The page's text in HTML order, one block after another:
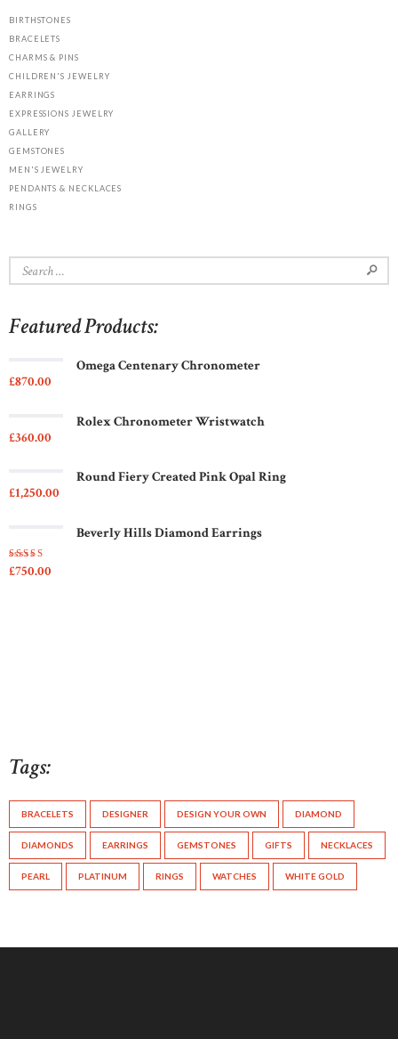
BIRTHSTONES
BRACELETS
CHARMS & PINS
CHILDREN'S JEWELRY
EARRINGS
EXPRESSIONS JEWELRY
GALLERY
GEMSTONES
MEN'S JEWELRY
PENDANTS & NECKLACES
RINGS
Search
for:
Featured Products:
Omega Centenary Chronometer
£87000
Rolex Chronometer Wristwatch
£36000
Round Fiery Created Pink Opal Ring
£1,25000
Beverly Hills Diamond Earrings
Rated
5.00out
£75000
Tags:
BRACELETS DESIGNER DESIGN YOUR OWN DIAMOND
DIAMONDS EARRINGS GEMSTONES GIFTS NECKLACES
PEARL PLATINUM RINGS WATCHES WHITE GOLD